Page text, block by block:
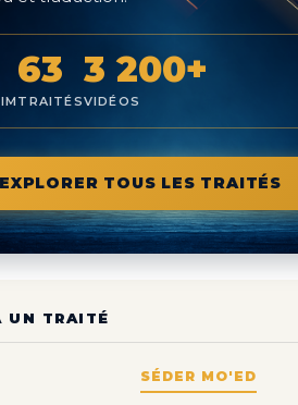
63
TRAITÉS
3 200+
VIDÉOS
EXPLORER TOUS LES TRAITÉS
UN TRAITÉ
SÉDER MO'ED